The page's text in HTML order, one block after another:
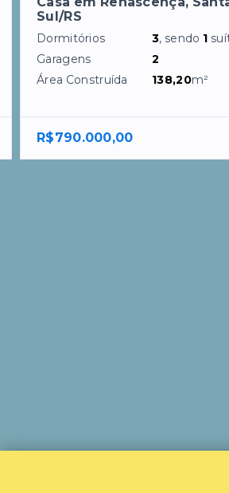
Sul/RS
Dormitórios 3, sendo 1
Garagens
2
Área Construída
138,20m²
R$790.000,00